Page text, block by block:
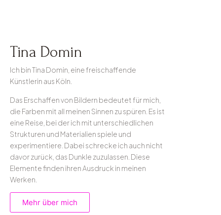
Tina Domin
Ich bin Tina Domin, eine freischaffende
Künstlerin aus Köln.
Das Erschaffen von Bildern bedeutet für mich,
die Farben mit all meinen Sinnen zu spüren. Es ist
eine Reise, bei der ich mit unterschiedlichen
Strukturen und Materialien spiele und
experimentiere. Dabei schrecke ich auch nicht
davor zurück, das Dunkle zuzulassen. Diese
Elemente finden ihren Ausdruck in meinen
Werken.
Mehr über mich